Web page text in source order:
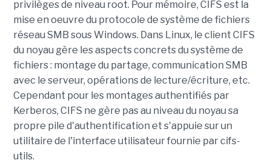
privilèges de niveau root. Pour mémoire, CIFS est la
mise en oeuvre du protocole de système de fichiers
réseau SMB sous Windows. Dans Linux, le client CIFS
du noyau gère les aspects concrets du système de
fichiers : montage du partage, communication SMB
avec le serveur, opérations de lecture/écriture, etc.
Cependant pour les montages authentifiés par
Kerberos, CIFS ne gère pas au niveau du noyau sa
propre pile d'authentification et s'appuie sur un
utilitaire de l'interface utilisateur fournie par cifs-
utils.